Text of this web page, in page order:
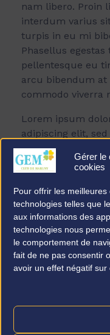
Gérer le
cookies
Pour offrir les
technologies telles que
aux informations des
technologies nous
le comportement de
fait de ne pas consentir
avoir un effet négatif sur
nam libero. Proin
interdum varius
turpis in eu mi
Phasellus
pellentesque eu
arcu bibendum at
commodo viverra
Lorem ipsum
adipiscing elit,
ut labore et dolore
semper viverra
nulla facilisi
fringilla ut morbi
T
h
i
s
i
n
Sed euismod nisi
Varius morbi
Pulvinar neque
consectetur